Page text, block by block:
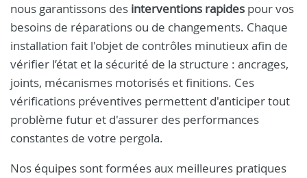
nous garantissons des interventions rapides pour vos
besoins de réparations ou de changements. Chaque
installation fait l'objet de contrôles minutieux afin de
vérifier l’état et la sécurité de la structure : ancrages,
joints, mécanismes motorisés et finitions. Ces
vérifications préventives permettent d'anticiper tout
problème futur et d'assurer des performances
constantes de votre pergola.
Nos équipes sont formées aux meilleures pratiques